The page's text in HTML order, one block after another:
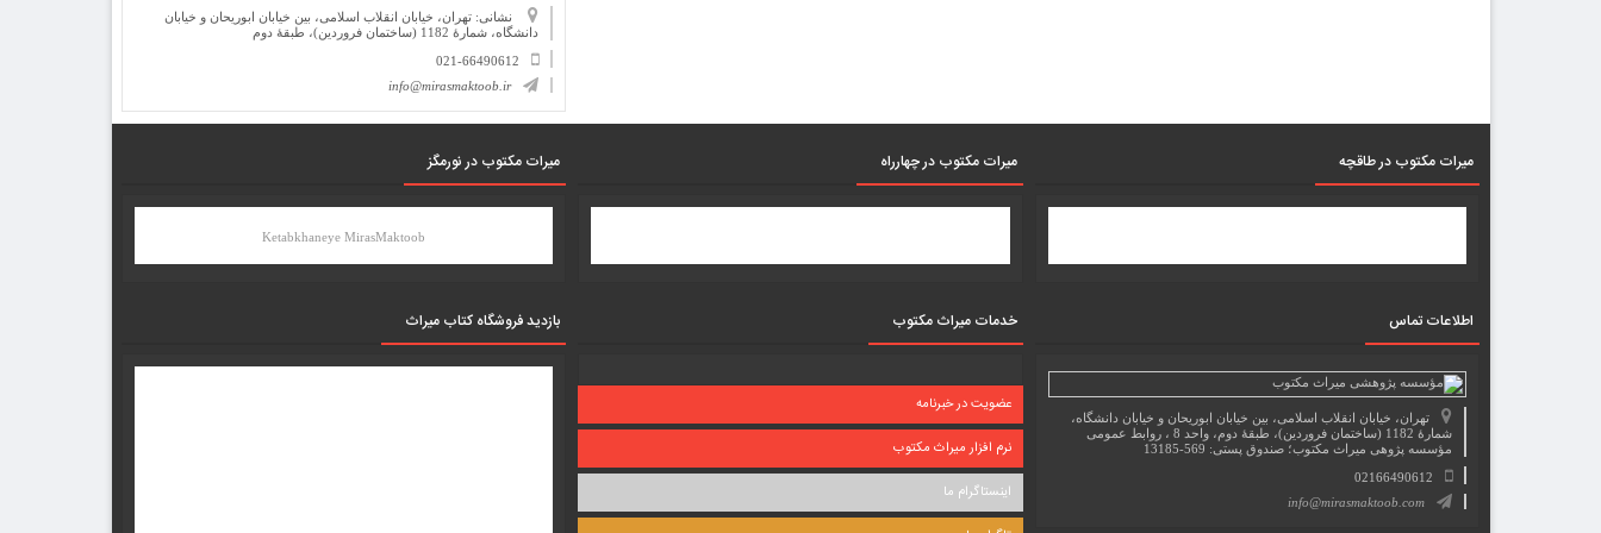
نشانی: تهران، خیابان انقلاب اسلامی، بین خیابان ابوریحان و خیابان
دانشگاه، شمارۀ 1182 (ساختمان فروردین)، طبقۀ دوم
021-66490612
info@mirasmaktoob.ir
میرات مکتوب در طاقچه
اطلاعات تماس
تهران، خیابان انقلاب اسلامی، بین خیابان ابوریحان و خیابان دانشگاه،
شمارۀ 1182 (ساختمان فروردین)، طبقۀ دوم، واحد 8 ، روابط عمومی
مؤسسه پژوهی میراث مکتوب؛ صندوق پستی: 569-13185
02166490612
info@mirasmaktoob.com
میرات مکتوب در چهارراه
خدمات میراث مکتوب
عضویت در خبرنامه
نرم افزار میراث مکتوب
اینستاگرام ما
میرات مکتوب در نورمگز
Ketabkhaneye MirasMaktoob
بازدید فروشگاه کتاب میراث